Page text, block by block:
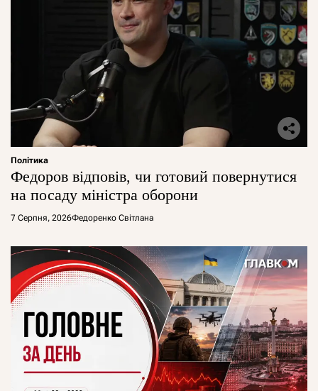
Політика
Федоров відповів, чи готовий повернутися
на посаду міністра оборони
7 Серпня, 2026Федоренко Світлана